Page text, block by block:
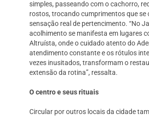
simples, passeando com o cachorro,
rostos, trocando cumprimentos que se
sensação real de pertencimento. “No
acolhimento se manifesta em lugares
Altruísta, onde o cuidado atento do
atendimento constante e os rótulos
vezes inusitados, transformam o
extensão da rotina”, ressalta.
O centro e seus rituais
Circular por outros locais da cidade